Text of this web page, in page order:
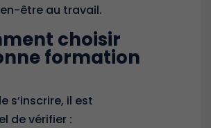
être au travail.
choisir
formation
s’inscrire, il est
de vérifier :